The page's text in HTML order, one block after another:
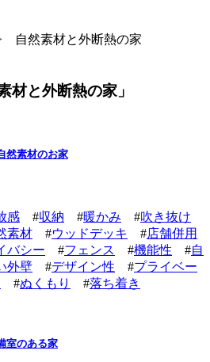
自然素材と外断熱の家
材と外断熱の家」
然素材のお家
感 #収納 #暖かみ #吹き抜け
素材 #ウッドデッキ #店舗併用
バシー #フェンス #機能性 #自
外壁 #デザイン性 #プライベー
#ぬくもり #落ち着き
室のある家